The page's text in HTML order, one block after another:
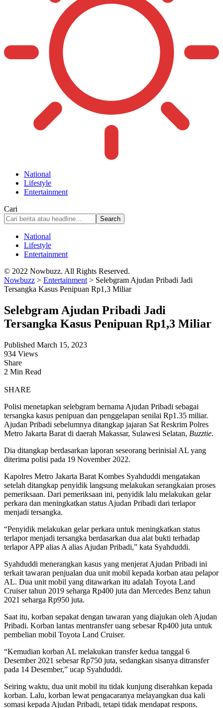
National
Lifestyle
Entertainment
Cari
National
Lifestyle
Entertainment
© 2022 Nowbuzz. All Rights Reserved.
Nowbuzz > Entertainment > Selebgram Ajudan Pribadi Jadi
Tersangka Kasus Penipuan Rp1,3 Miliar
Selebgram Ajudan Pribadi Jadi
Tersangka Kasus Penipuan Rp1,3 Miliar
Published March 15, 2023
934 Views
Share
2 Min Read
SHARE
Polisi menetapkan selebgram bernama Ajudan Pribadi sebagai
tersangka kasus penipuan dan penggelapan senilai Rp1.35 miliar.
Ajudan Pribadi sebelumnya ditangkap jajaran Sat Reskrim Polres
Metro Jakarta Barat di daerah Makassar, Sulawesi Selatan, Buzztie.
Dia ditangkap berdasarkan laporan seseorang berinisial AL yang
diterima polisi pada 19 November 2022.
Kapolres Metro Jakarta Barat Kombes Syahduddi mengatakan
setelah ditangkap penyidik langsung melakukan serangkaian proses
pemeriksaan. Dari pemeriksaan ini, penyidik lalu melakukan gelar
perkara dan meningkatkan status Ajudan Pribadi dari terlapor
menjadi tersangka.
“Penyidik melakukan gelar perkara untuk meningkatkan status
terlapor menjadi tersangka berdasarkan dua alat bukti terhadap
terlapor APP alias A alias Ajudan Pribadi,” kata Syahduddi.
Syahduddi menerangkan kasus yang menjerat Ajudan Pribadi ini
terkait tawaran penjualan dua unit mobil kepada korban atau pelapor
AL. Dua unit mobil yang ditawarkan itu adalah Toyota Land
Cruiser tahun 2019 seharga Rp400 juta dan Mercedes Benz tahun
2021 seharga Rp950 juta.
Saat itu, korban sepakat dengan tawaran yang diajukan oleh Ajudan
Pribadi. Korban lantas mentransfer uang sebesar Rp400 juta untuk
pembelian mobil Toyota Land Cruiser.
“Kemudian korban AL melakukan transfer kedua tanggal 6
Desember 2021 sebesar Rp750 juta, sedangkan sisanya ditransfer
pada 14 Desember,” ucap Syahduddi.
Seiring waktu, dua unit mobil itu tidak kunjung diserahkan kepada
korban. Lalu, korban lewat pengacaranya melayangkan dua kali
somasi kepada Ajudan Pribadi, tetapi tidak mendapat respons.